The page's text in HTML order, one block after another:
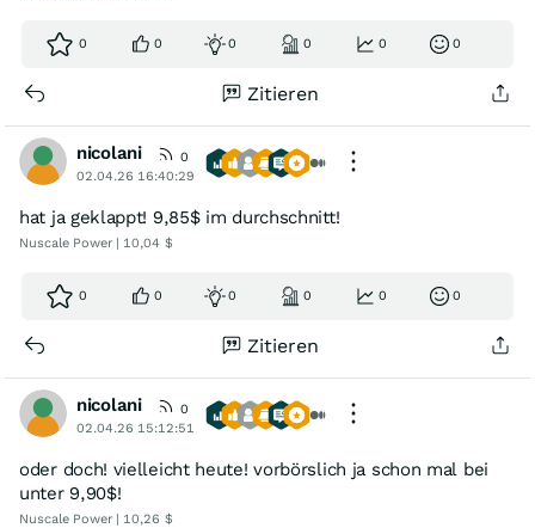
0 0 0 0 0 0
Zitieren
nicolani
0
02.04.26 16:40:29
hat ja geklappt! 9,85$ im durchschnitt!
Nuscale Power | 10,04 $
0 0 0 0 0 0
Zitieren
nicolani
0
02.04.26 15:12:51
oder doch! vielleicht heute! vorbörslich ja schon mal bei
unter 9,90$!
Nuscale Power | 10,26 $